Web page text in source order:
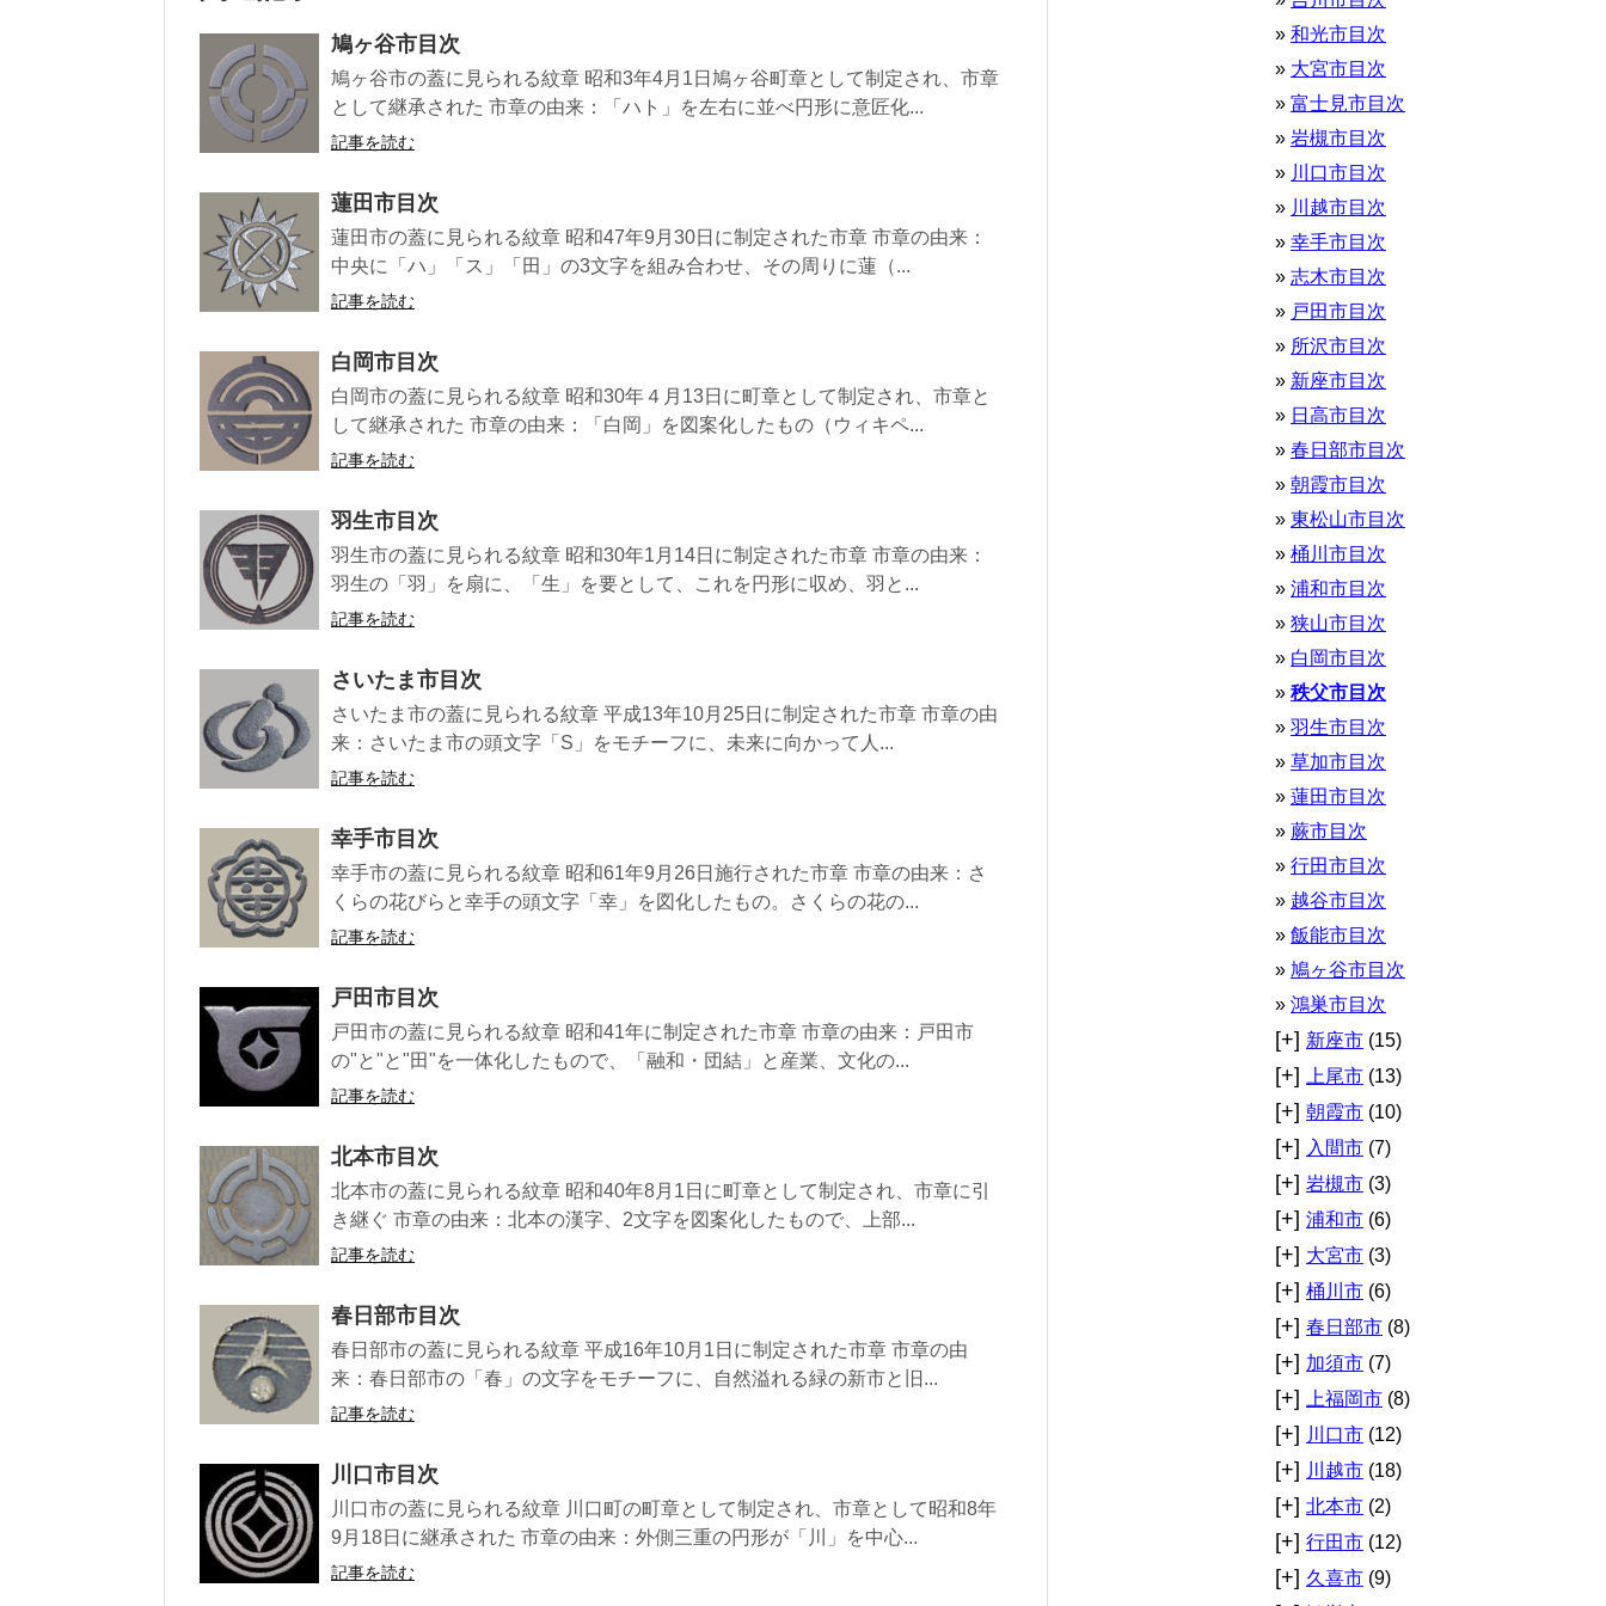
鳩ヶ谷市目次
鳩ヶ谷市の蓋に見られる紋章 昭和3年4月1日鳩ヶ谷町章として制定され、市章
として継承された 市章の由来：「ハト」を左右に並べ円形に意匠化...
記事を読む
蓮田市目次
蓮田市の蓋に見られる紋章 昭和47年9月30日に制定された市章 市章の由来：
中央に「ハ」「ス」「田」の3文字を組み合わせ、その周りに蓮（...
記事を読む
白岡市目次
白岡市の蓋に見られる紋章 昭和30年４月13日に町章として制定され、市章と
して継承された 市章の由来：「白岡」を図案化したもの（ウィキペ...
記事を読む
羽生市目次
羽生市の蓋に見られる紋章 昭和30年1月14日に制定された市章 市章の由来：
羽生の「羽」を扇に、「生」を要として、これを円形に収め、羽と...
記事を読む
さいたま市目次
さいたま市の蓋に見られる紋章 平成13年10月25日に制定された市章 市章の由
来：さいたま市の頭文字「S」をモチーフに、未来に向かって人...
記事を読む
幸手市目次
幸手市の蓋に見られる紋章 昭和61年9月26日施行された市章 市章の由来：さ
くらの花びらと幸手の頭文字「幸」を図化したもの。さくらの花の...
記事を読む
戸田市目次
戸田市の蓋に見られる紋章 昭和41年に制定された市章 市章の由来：戸田市
の"と"と"田"を一体化したもので、「融和・団結」と産業、文化の...
記事を読む
北本市目次
北本市の蓋に見られる紋章 昭和40年8月1日に町章として制定され、市章に引
き継ぐ 市章の由来：北本の漢字、2文字を図案化したもので、上部...
記事を読む
春日部市目次
春日部市の蓋に見られる紋章 平成16年10月1日に制定された市章 市章の由
来：春日部市の「春」の文字をモチーフに、自然溢れる緑の新市と旧...
記事を読む
川口市目次
川口市の蓋に見られる紋章 川口町の町章として制定され、市章として昭和8年
9月18日に継承された 市章の由来：外側三重の円形が「川」を中心...
記事を読む
和光市目次
大宮市目次
富士見市目次
岩槻市目次
川口市目次
川越市目次
幸手市目次
志木市目次
戸田市目次
所沢市目次
新座市目次
日高市目次
春日部市目次
朝霞市目次
東松山市目次
桶川市目次
浦和市目次
狭山市目次
白岡市目次
秩父市目次
羽生市目次
草加市目次
蓮田市目次
蕨市目次
行田市目次
越谷市目次
飯能市目次
鳩ヶ谷市目次
鴻巣市目次
[+] 新座市 (15)
[+] 上尾市 (13)
[+] 朝霞市 (10)
[+] 入間市 (7)
[+] 岩槻市 (3)
[+] 浦和市 (6)
[+] 大宮市 (3)
[+] 桶川市 (6)
[+] 春日部市 (8)
[+] 加須市 (7)
[+] 上福岡市 (8)
[+] 川口市 (12)
[+] 川越市 (18)
[+] 北本市 (2)
[+] 行田市 (12)
[+] 久喜市 (9)